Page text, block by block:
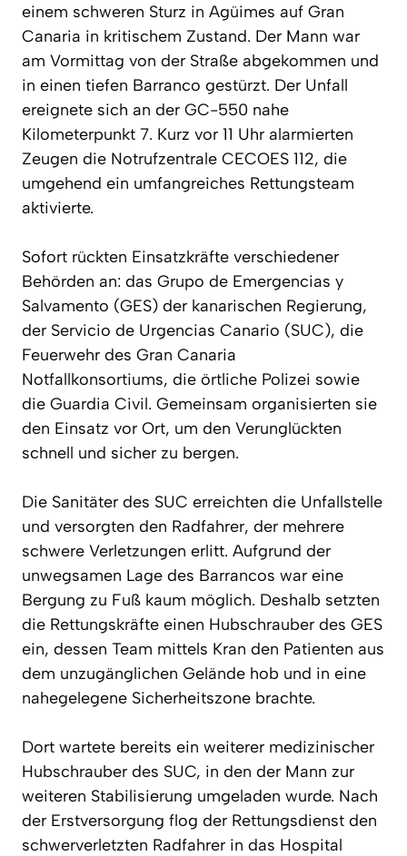
einem schweren Sturz in Agüimes auf Gran
Canaria in kritischem Zustand. Der Mann war
am Vormittag von der Straße abgekommen und
in einen tiefen Barranco gestürzt. Der Unfall
ereignete sich an der GC-550 nahe
Kilometerpunkt 7. Kurz vor 11 Uhr alarmierten
Zeugen die Notrufzentrale CECOES 112, die
umgehend ein umfangreiches Rettungsteam
aktivierte.
Sofort rückten Einsatzkräfte verschiedener
Behörden an: das Grupo de Emergencias y
Salvamento (GES) der kanarischen Regierung,
der Servicio de Urgencias Canario (SUC), die
Feuerwehr des Gran Canaria
Notfallkonsortiums, die örtliche Polizei sowie
die Guardia Civil. Gemeinsam organisierten sie
den Einsatz vor Ort, um den Verunglückten
schnell und sicher zu bergen.
Die Sanitäter des SUC erreichten die Unfallstelle
und versorgten den Radfahrer, der mehrere
schwere Verletzungen erlitt. Aufgrund der
unwegsamen Lage des Barrancos war eine
Bergung zu Fuß kaum möglich. Deshalb setzten
die Rettungskräfte einen Hubschrauber des GES
ein, dessen Team mittels Kran den Patienten aus
dem unzugänglichen Gelände hob und in eine
nahegelegene Sicherheitszone brachte.
Dort wartete bereits ein weiterer medizinischer
Hubschrauber des SUC, in den der Mann zur
weiteren Stabilisierung umgeladen wurde. Nach
der Erstversorgung flog der Rettungsdienst den
schwerverletzten Radfahrer in das Hospital